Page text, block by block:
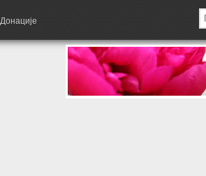
Донације